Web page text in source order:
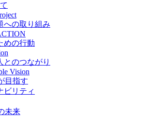
への取り組み
めの行動
とのつながり
Vision
目指す
ビリティ
未来